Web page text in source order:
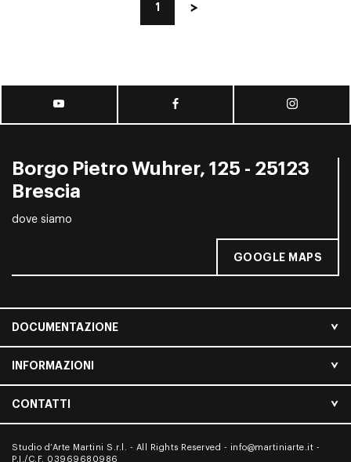
1
Borgo Pietro Wuhrer, 125 - 25123
Brescia
dove siamo
GOOGLE MAPS
DOCUMENTAZIONE
INFORMAZIONI
CONTATTI
Studio d’Arte Martini S.r.l. - All Rights Reserved - info@martiniarte.it -
P.I./C.F. 03969680986